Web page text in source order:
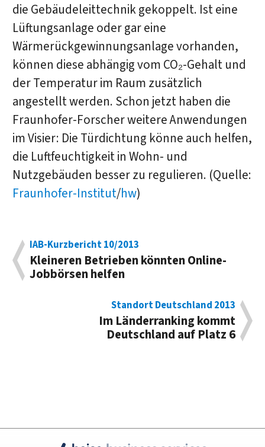
die Gebäudeleittechnik gekoppelt. Ist eine
Lüftungsanlage oder gar eine
Wärmerückgewinnungsanlage vorhanden,
können diese abhängig vom CO₂-Gehalt und
der Temperatur im Raum zusätzlich
angestellt werden. Schon jetzt haben die
Fraunhofer-Forscher weitere Anwendungen
im Visier: Die Türdichtung könne auch helfen,
die Luftfeuchtigkeit in Wohn- und
Nutzgebäuden besser zu regulieren. (Quelle:
Fraunhofer-Institut/hw)
IAB-Kurzbericht 10/2013
Kleineren Betrieben könnten Online-
Jobbörsen helfen
Standort Deutschland 2013
Im Länderranking kommt
Deutschland auf Platz 6